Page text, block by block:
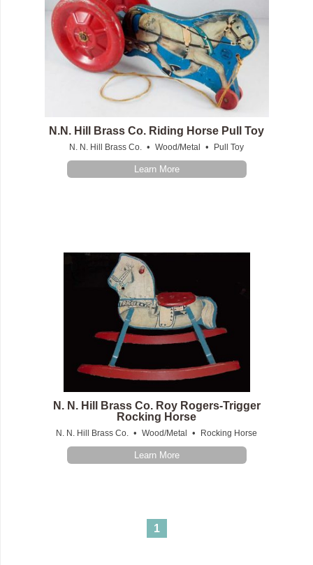
N.N. Hill Brass Co. Riding Horse Pull Toy
N. N. Hill Brass Co. • Wood/Metal • Pull Toy
Learn More
N. N. Hill Brass Co. Roy Rogers-Trigger
Rocking Horse
N. N. Hill Brass Co. • Wood/Metal • Rocking Horse
Learn More
1